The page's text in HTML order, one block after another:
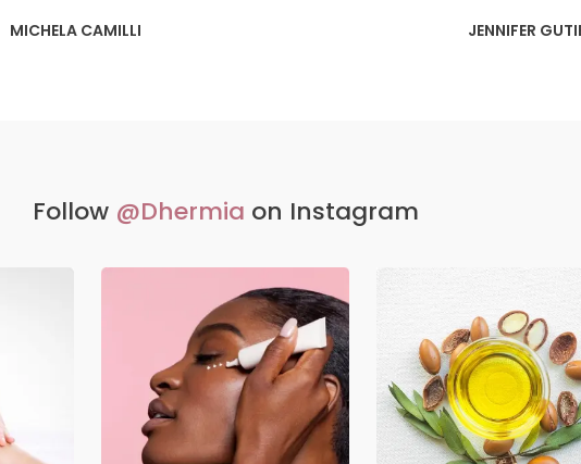
MICHELA CAMILLI
JENNIFER
Follow @Dhermia on Instagram